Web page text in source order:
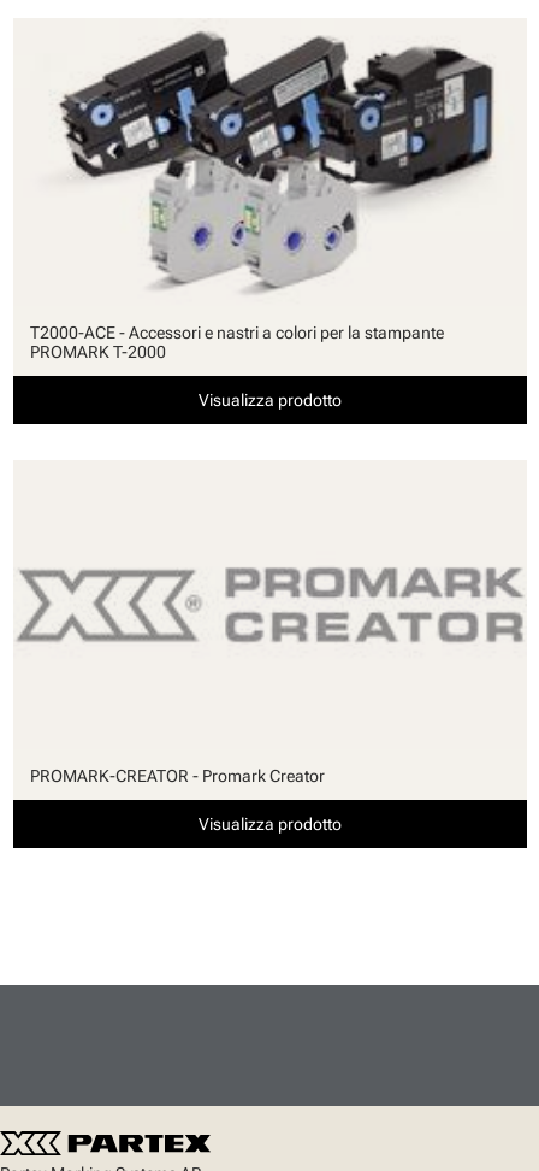
T2000-ACE - Accessori e nastri a colori per la stampante
PROMARK T-2000
Visualizza prodotto
PROMARK-CREATOR - Promark Creator
Visualizza prodotto